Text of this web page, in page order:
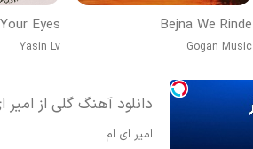
Bejna We Rinde
Gogan Music
Eyes
Yasin Lv
دانلود آهنگ گلی از امیر
امیر ای ام